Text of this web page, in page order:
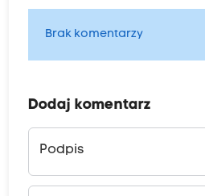
Brak komentarzy
Dodaj komentarz
Podpis